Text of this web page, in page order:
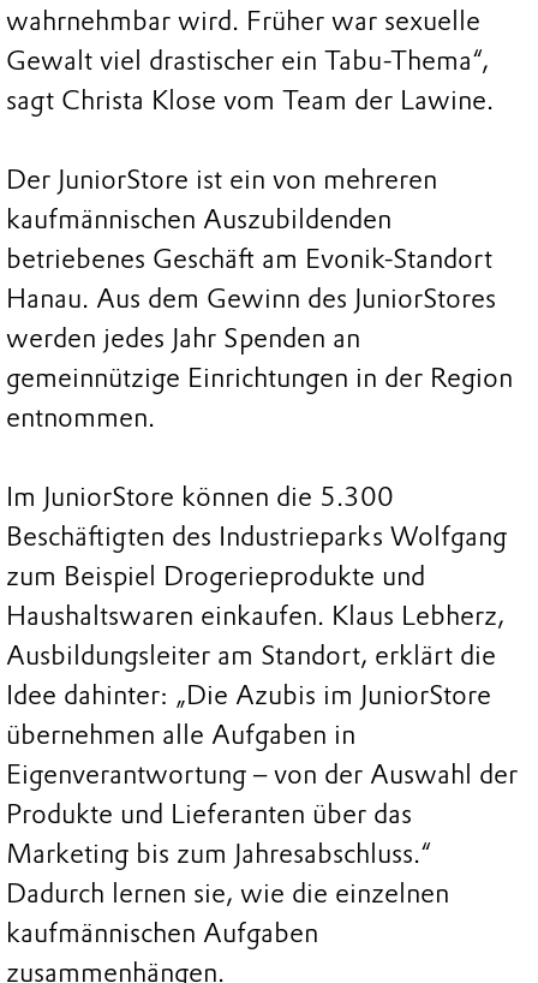
wahrnehmbar wird. Früher war sexuelle
Gewalt viel drastischer ein Tabu-Thema“,
sagt Christa Klose vom Team der Lawine.
Der JuniorStore ist ein von mehreren
kaufmännischen Auszubildenden
betriebenes Geschäft am Evonik-Standort
Hanau. Aus dem Gewinn des JuniorStores
werden jedes Jahr Spenden an
gemeinnützige Einrichtungen in der Region
entnommen.
Im JuniorStore können die 5.300
Beschäftigten des Industrieparks Wolfgang
zum Beispiel Drogerieprodukte und
Haushaltswaren einkaufen. Klaus Lebherz,
Ausbildungsleiter am Standort, erklärt die
Idee dahinter: „Die Azubis im JuniorStore
übernehmen alle Aufgaben in
Eigenverantwortung – von der Auswahl der
Produkte und Lieferanten über das
Marketing bis zum Jahresabschluss.“
Dadurch lernen sie, wie die einzelnen
kaufmännischen Aufgaben
zusammenhängen.